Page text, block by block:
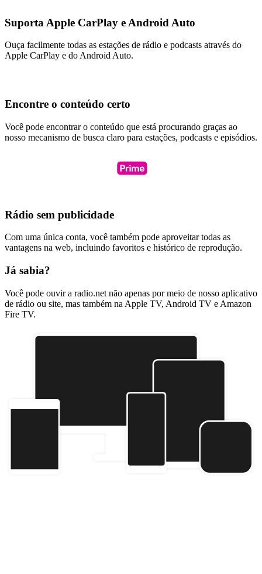
Suporta Apple CarPlay e Android Auto
Ouça facilmente todas as estações de rádio e podcasts através do
Apple CarPlay e do Android Auto.
Encontre o conteúdo certo
Você pode encontrar o conteúdo que está procurando graças ao
nosso mecanismo de busca claro para estações, podcasts e episódios.
Rádio sem publicidade
Com uma única conta, você também pode aproveitar todas as
vantagens na web, incluindo favoritos e histórico de reprodução.
Já sabia?
Você pode ouvir a radio.net não apenas por meio de nosso aplicativo
de rádio ou site, mas também na Apple TV, Android TV e Amazon
Fire TV.